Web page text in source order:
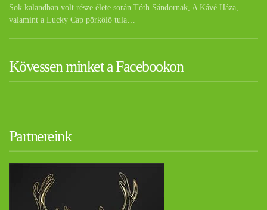
Sok kalandban volt része élete során Tóth Sándornak, A Kávé Háza,
valamint a Lucky Cap pörkölő tula…
Kövessen minket a Facebookon
Partnereink